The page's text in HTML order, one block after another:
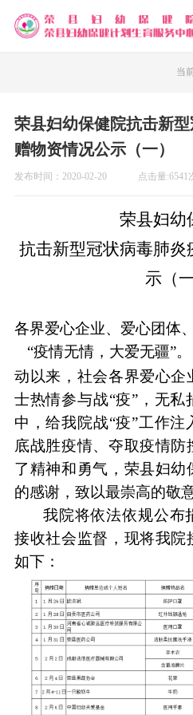
当
荣县妇幼保健院抗击新
赠物资情况公示（一）
发布时间： 2020-02-20 点击量:6541
荣县妇幼
抗击新型冠状病毒肺
示（一
各界爱心企业、爱心团体
“疫情无情，大爱无疆”
动以来，社会各界爱心企
士热情参与战“疫”，无
中，给我院战“疫”工作
底战胜疫情、夺取疫情
了精神和勇气，荣县妇
的感谢，致以最崇高的敬意
我院将依法依规公布
接收社会监督，现将我院
如下：